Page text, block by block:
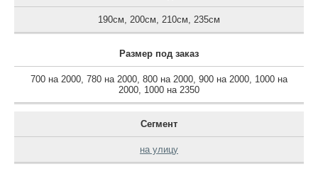
190см, 200см, 210см, 235см
Размер под заказ
700 на 2000, 780 на 2000, 800 на 2000, 900 на 2000, 1000 на
2000, 1000 на 2350
Сегмент
на улицу